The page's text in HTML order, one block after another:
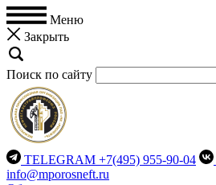
Меню
Закрыть
Поиск по сайту
TELEGRAM +7(495) 955-90-04
info@mporosneft.ru